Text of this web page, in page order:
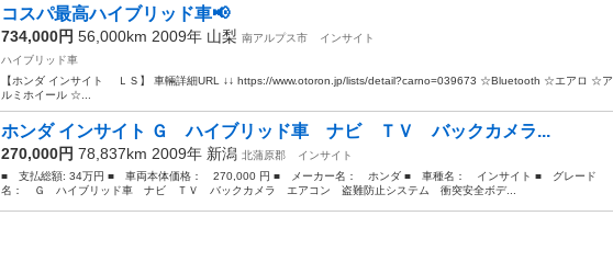
コスパ最高ハイブリッド車📢
734,000円 56,000km 2009年 山梨 南アルプス市
インサイト
ハイブリッド車
【ホンダ インサイト ＬＳ】 車輛詳細URL ↓↓ https://www.otoron.jp/lists/detail?carno=039673 ☆Bluetooth ☆エアロ ☆ア
ルミホイール ☆...
ホンダ インサイト Ｇ ハイブリッド車 ナビ ＴＶ バックカメラ...
270,000円 78,837km 2009年 新潟 北蒲原郡
インサイト
■ 支払総額: 34万円 ■ 車両本体価格： 270,000 円 ■ メーカー名： ホンダ ■ 車種名： インサイト ■ グレード
名： Ｇ ハイブリッド車 ナビ ＴＶ バックカメラ エアコン 盗難防止システム 衝突安全ボデ...